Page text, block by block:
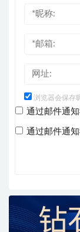
浏览器会保存
通过邮件通
通过邮件通